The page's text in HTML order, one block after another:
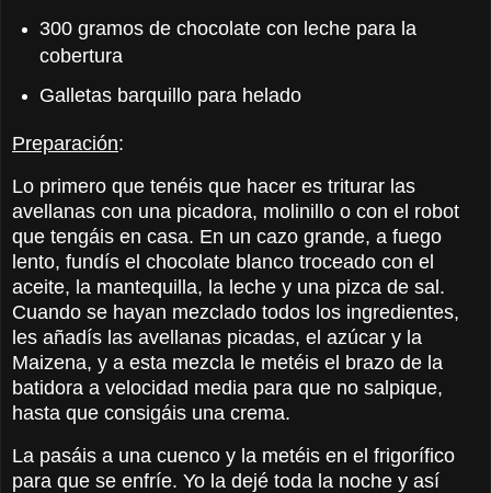
300 gramos de chocolate con leche para la
cobertura
Galletas barquillo para helado
Preparación:
Lo primero que tenéis que hacer es triturar las
avellanas con una picadora, molinillo o con el robot
que tengáis en casa. En un cazo grande, a fuego
lento, fundís el chocolate blanco troceado con el
aceite, la mantequilla, la leche y una pizca de sal.
Cuando se hayan mezclado todos los ingredientes,
les añadís las avellanas picadas, el azúcar y la
Maizena, y a esta mezcla le metéis el brazo de la
batidora a velocidad media para que no salpique,
hasta que consigáis una crema.
La pasáis a una cuenco y la metéis en el frigorífico
para que se enfríe. Yo la dejé toda la noche y así